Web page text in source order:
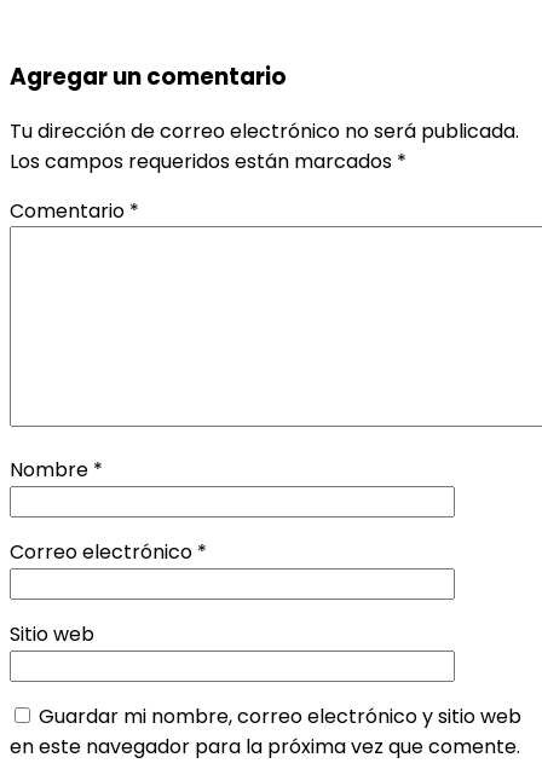
Agregar un comentario
Tu dirección de correo electrónico no será publicada.
Los campos requeridos están marcados *
Comentario *
Nombre *
Correo electrónico *
Sitio web
Guardar mi nombre, correo electrónico y sitio web
en este navegador para la próxima vez que comente.